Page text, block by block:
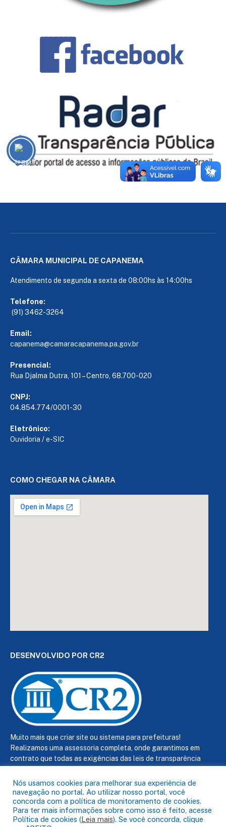
CÂMARA MUNICIPAL DE CAPANEMA
Atendimento de segunda a sexta de 08:00hs às 14:00hs
Telefone:
(91) 3462-3264
Email:
capanema@camaracapanema.pa.gov.br
Presencial:
Rua Djalma Dutra, 101 – Centro, 68.700-020
CNPJ:
04.854.774/0001-30
Eletrônico:
Ouvidoria /e-SIC
COMO CHEGAR NA CÂMARA
DESENVOLVIDO POR CR2
Muito mais que criar site ou sistema para prefeituras!
Realizamos uma assessoria completa, onde garantimos em
contrato que todas as exigências das leis de transparência
Conheça oPNTPe oRadar da Transparência Pública
Nós usamos cookies para melhorar sua experiência de
navegação no portal. Ao utilizar nosso portal, você
concorda com a política de monitoramento de cookies.
Para ter mais informações sobre como isso é feito, acesse
Política de cookies (Leia mais). Se você concorda, clique